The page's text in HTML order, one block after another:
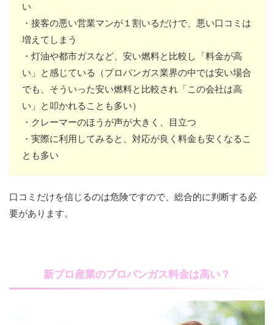
い
・接客の悪い営業マンが１割いるだけで、悪い口コミは
増えてしまう
・灯油や都市ガスなど、安い燃料と比較し「料金が高
い」と感じている（プロパンガス業界の中では安い場合
でも、そういった安い燃料と比較され「この会社は高
い」と叩かれることも多い）
・クレーマーのほうが声が大きく、目立つ
・実際に利用してみると、対応が良く料金も安くなるこ
とも多い
口コミだけを信じるのは危険ですので、総合的に判断する必
要があります。
新プロ産業のプロパンガス料金は高い？